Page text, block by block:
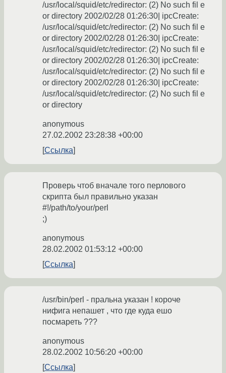
/usr/local/squid/etc/redirector: (2) No such fil e
or directory 2002/02/28 01:26:30| ipcCreate:
/usr/local/squid/etc/redirector: (2) No such fil e
or directory 2002/02/28 01:26:30| ipcCreate:
/usr/local/squid/etc/redirector: (2) No such fil e
or directory 2002/02/28 01:26:30| ipcCreate:
/usr/local/squid/etc/redirector: (2) No such fil e
or directory 2002/02/28 01:26:30| ipcCreate:
/usr/local/squid/etc/redirector: (2) No such fil e
or directory
anonymous
27.02.2002 23:28:38 +00:00
Ссылка
Проверь чтоб вначале того перлового
скрипта был правильно указан
#!/path/to/your/perl
;)
anonymous
28.02.2002 01:53:12 +00:00
Ссылка
/usr/bin/perl - пральна указан ! короче
нифига непашет , что где куда ешо
посмареть ???
anonymous
28.02.2002 10:56:20 +00:00
Ссылка